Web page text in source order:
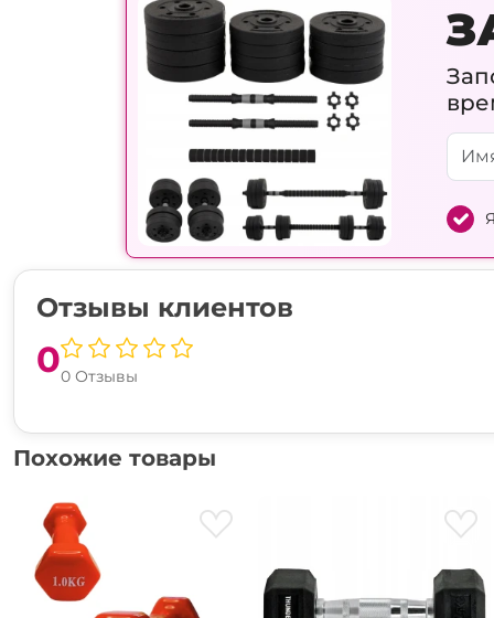
Отзывы клиентов
00 Отзывы
Похожие товары